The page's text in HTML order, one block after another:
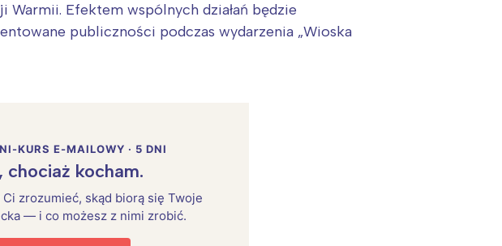
Efektem wspólnych działań będzie
publiczności podczas wydarzenia „Wioska
KURS E-MAILOWY · 5 DNI
chociaż kocham.
zrozumieć, skąd biorą się Twoje
— i co możesz z nimi zrobić.